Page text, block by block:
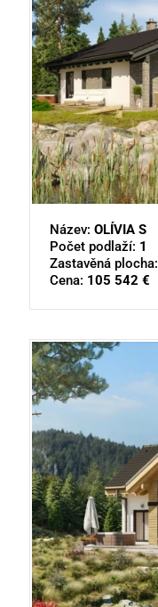
Název: OLÍVIA S
Počet podlaží: 1
Zastavěná plocha:
Cena: 105 542 €